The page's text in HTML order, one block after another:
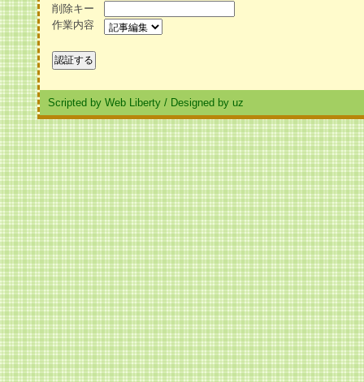
削除キー
作業内容
Scripted by Web Liberty / Designed by uz